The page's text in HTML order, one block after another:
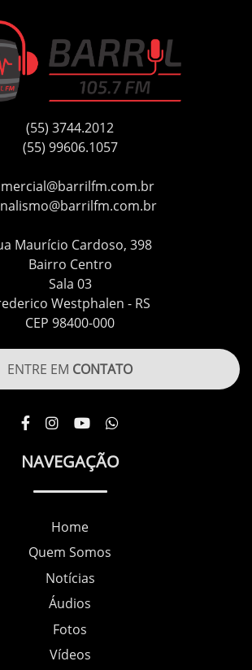
(55) 3744.2012
(55) 99606.1057
Maurício Cardoso, 398
Bairro Centro
Sala 03
Westphalen - RS
CEP 98400-000
ENTRE EM CONTATO
NAVEGAÇÃO
Home
Quem Somos
Notícias
Áudios
Fotos
Vídeos